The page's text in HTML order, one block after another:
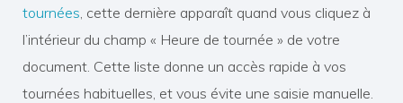
tournées , cette dernière apparaît quand vous cliquez à
l’intérieur du champ « Heure de tournée » de votre
document. Cette liste donne un accès rapide à vos
tournées habituelles, et vous évite une saisie manuelle.